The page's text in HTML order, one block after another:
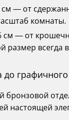
см — от
комнаты.
см — от
всегда
до
бронзовой
настоящей